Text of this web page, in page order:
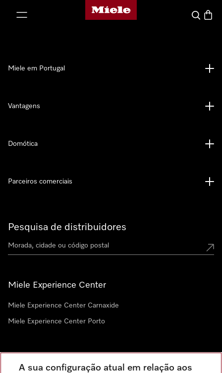
Página principal da Miele
Pesquisa
Pesquisa de distribuidores
Miele Experience Center
Miele Experience Center Carnaxide
Miele Experience Center Porto
Miele em Portugal
Vantagens
Domótica
Parceiros comerciais
A sua configuração atual em relação aos